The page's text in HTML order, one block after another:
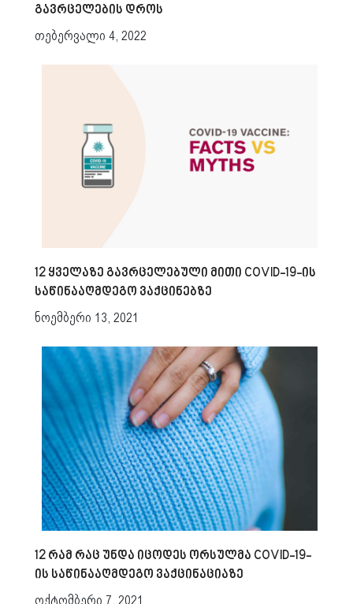
გავრცელების დროს
თებერვალი 4, 2022
12 ყველაზე გავრცელებული მითი COVID-19-ის
საწინააღმდეგო ვაქცინებზე
ნოემბერი 13, 2021
12 რამ რაც უნდა იცოდეს ორსულმა COVID-19-
ის საწინააღმდეგო ვაქცინაციაზე
ოქტომბერი 7, 2021